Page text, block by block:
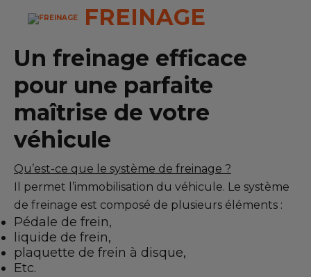
Prendre un rendez-vous
Notre enseigne
Nos promotions
Nos prestations
Notre actualité
Contactez nous
Toutes les agences
Intégrer le réseau
FREINAGE
Un freinage efficace
pour une parfaite
maîtrise de votre
véhicule
Qu’est-ce que le système de freinage ?
Il permet l’immobilisation du véhicule. Le système
de freinage est composé de plusieurs éléments :
Pédale de frein,
liquide de frein,
plaquette de frein à disque,
Etc.